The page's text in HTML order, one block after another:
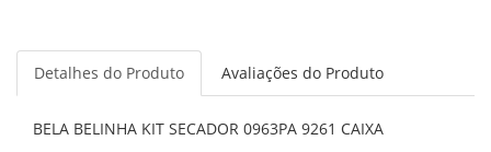
Detalhes do Produto Avaliações do Produto
BELA BELINHA KIT SECADOR 0963PA 9261 CAIXA